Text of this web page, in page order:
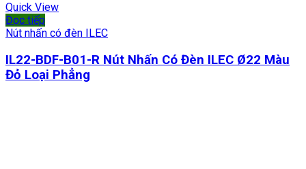
Quick View
Đọc tiếp
Nút nhấn có đèn ILEC
IL22-BDF-B01-R Nút Nhấn Có Đèn ILEC Ø22 Màu
Đỏ Loại Phẳng